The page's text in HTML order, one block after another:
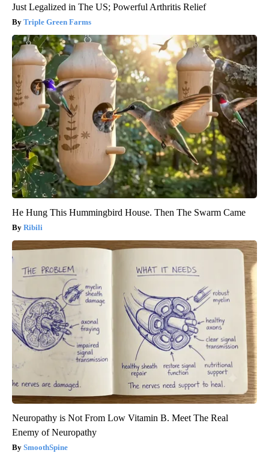
Just Legalized in The US; Powerful Arthritis Relief
Triple Green Farms
He Hung This Hummingbird House. Then The Swarm Came
Ribili
Neuropathy is Not From Low Vitamin B. Meet The Real
Enemy of Neuropathy
SmoothSpine